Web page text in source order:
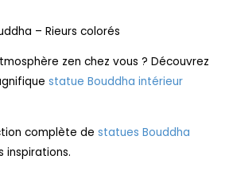
– Rieurs colorés
zen chez vous ? Découvrez
statue Bouddha intérieur
complète de statues Bouddha
inspirations.